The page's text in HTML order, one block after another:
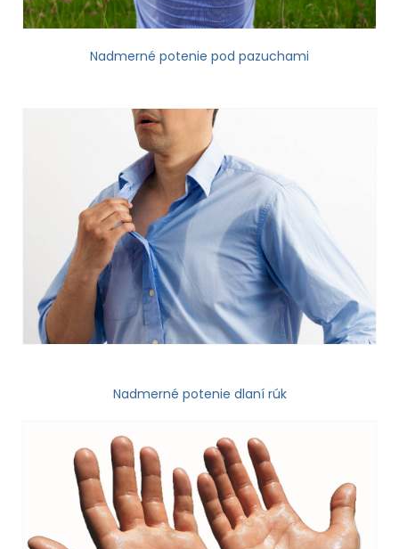
Nadmerné potenie pod pazuchami
Nadmerné potenie dlaní rúk